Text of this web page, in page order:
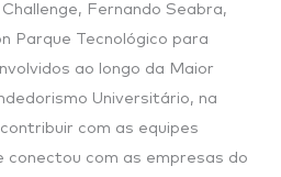
Fernando Seabra,
Parque Tecnológico para
ao longo da Maior
Universitário, na
com as equipes
conectou com as empresas do